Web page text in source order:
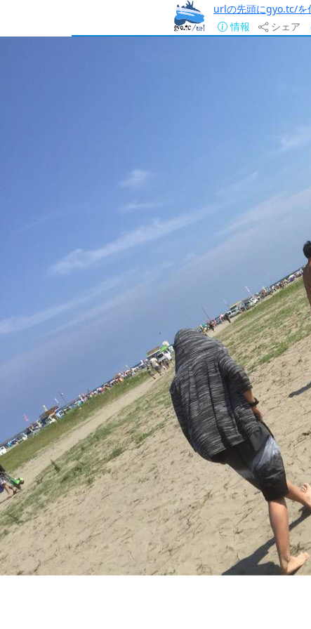
urlの先頭にgyo.tc/を
情報
シェア